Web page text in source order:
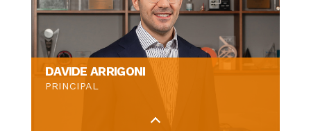
DAVIDE ARRIGONI
PRINCIPAL